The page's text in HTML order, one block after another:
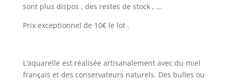
sont plus dispos , des restes de stock , …
Prix exceptionnel de 10€ le lot .
L’aquarelle est réalisée artisanalement avec du miel
français et des conservateurs naturels. Des bulles ou